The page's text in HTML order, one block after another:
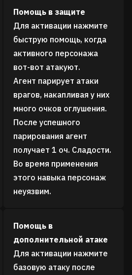
Помощь в защите
Для активации нажмите
быструю помощь, когда
активного персонажа
вот-вот атакуют.
Агент парирует атаки
врагов, накапливая у них
много очков оглушения.
После успешного
парирования агент
получает 1 оч. Сладости.
Во время применения
этого навыка персонаж
неуязвим.
Помощь в
дополнительной атаке
Для активации нажмите
базовую атаку после